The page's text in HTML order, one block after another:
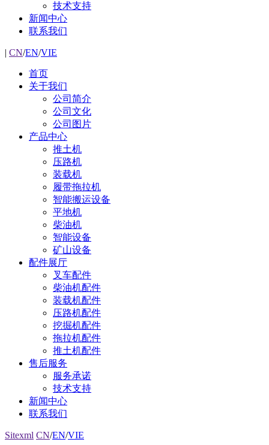
技术支持
新闻中心
联系我们
| CN/EN/VIE
首页
关于我们
公司简介
公司文化
公司图片
产品中心
推土机
压路机
装载机
履带拖拉机
智能搬运设备
平地机
柴油机
智能设备
矿山设备
配件展厅
叉车配件
柴油机配件
装载机配件
压路机配件
挖掘机配件
拖拉机配件
推土机配件
售后服务
服务承诺
技术支持
新闻中心
联系我们
Sitexml CN/EN/VIE